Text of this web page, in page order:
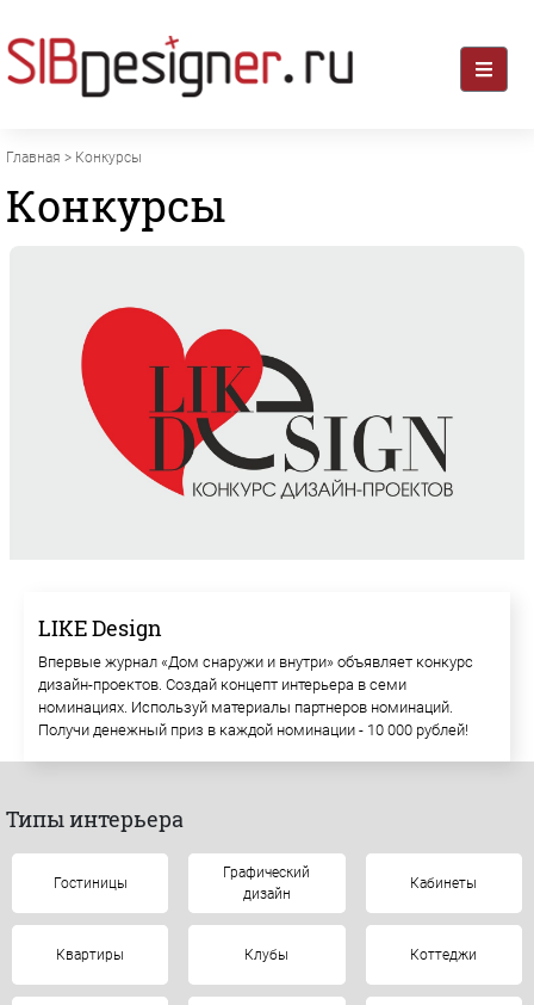
Главная > Конкурсы
Конкурсы
LIKE Design
Впервые журнал «Дом снаружи и внутри» объявляет конкурс
дизайн-проектов. Создай концепт интерьера в семи
номинациях. Используй материалы партнеров номинаций.
Получи денежный приз в каждой номинации - 10 000 рублей!
Типы интерьера
Гостиницы
Графический
дизайн
Кабинеты
Квартиры Клубы Коттеджи